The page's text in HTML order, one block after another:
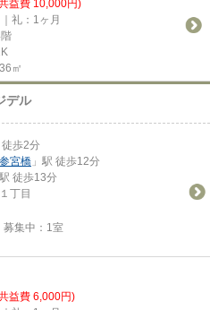
益費 10,000円)
礼：1ヶ月
㎡
デル
徒歩2分
参宮橋 」駅 徒歩12分
駅 徒歩13分
１丁目
集中： 1室
益費 6,000円)